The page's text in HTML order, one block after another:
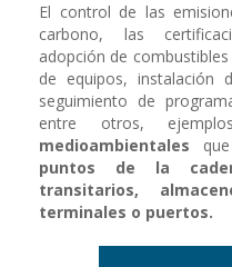
El control de las
carbono, las
adopción de
de equipos, instalación
seguimiento de
entre otros,
medioambientales
puntos de la
transitarios,
terminales o puertos.